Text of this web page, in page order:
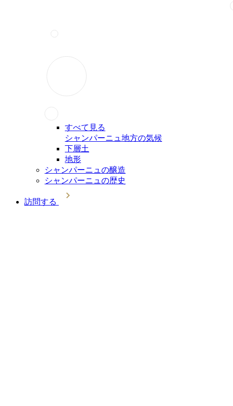
すべて見る
シャンパーニュ地方の気候
下層土
地形
シャンパーニュの醸造
シャンパーニュの歴史
訪問する